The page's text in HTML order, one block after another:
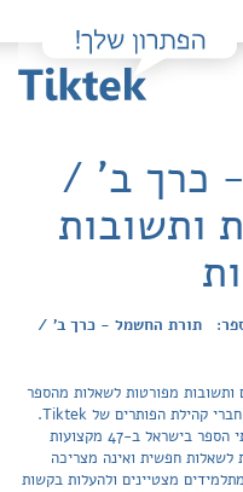
כרך ב' /
ותשובות
תורת החשמל - כרך ב' /
ותשובות מפורטות לשאלות מהספר
תורת החשמל - כרך ב' / מטח שהועלו על ידי חברי קהילת הפותרים של Tiktek.
מאגר הפתרונות מכסה את כל ספרי הלימוד ובתי הספר בישראל ב-47 מקצועות
לשאלות חפשית ואינה מצריכה
מצטיינים ולהעלות בקשות